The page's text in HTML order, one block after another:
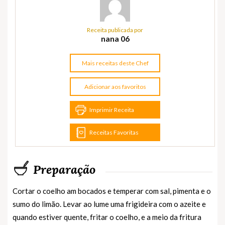
Receita publicada por
nana 06
Mais receitas deste Chef
Adicionar aos favoritos
Imprimir Receita
Receitas Favoritas
Preparação
Cortar o coelho am bocados e temperar com sal, pimenta e o
sumo do limão. Levar ao lume uma frigideira com o azeite e
quando estiver quente, fritar o coelho, e a meio da fritura